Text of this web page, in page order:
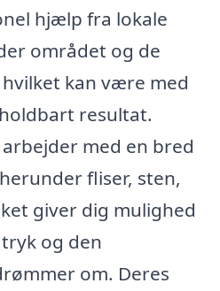
hjælp fra lokale
området og de
kan være med
resultat.
med en bred
fliser, sten,
giver dig mulighed
og den
om. Deres